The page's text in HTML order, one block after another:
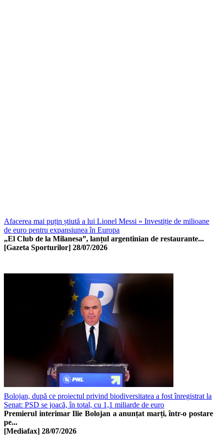
Afacerea mai puțin știută a lui Lionel Messi » Investiție de milioane
de euro pentru expansiunea în Europa
„El Club de la Milanesa”, lanțul argentinian de restaurante...
[Gazeta Sporturilor] 28/07/2026
Bolojan, după ce proiectul privind biodiversitatea a fost înregistrat la
Senat: PSD se joacă, în total, cu 1,1 miliarde de euro
Premierul interimar Ilie Bolojan a anunțat marți, într-o postare
pe...
[Mediafax] 28/07/2026